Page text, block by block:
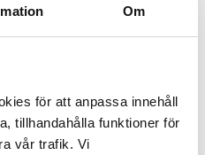
Om
för att anpassa innehåll
tillhandahålla funktioner för
vår trafik. Vi